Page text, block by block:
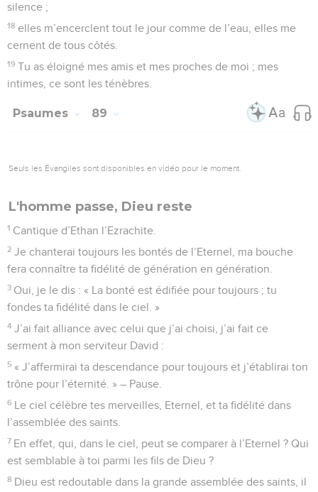
silence ;
18 elles m’encerclent tout le jour comme de l’eau, elles me
cernent de tous côtés.
19 Tu as éloigné mes amis et mes proches de moi ; mes
intimes, ce sont les ténèbres.
Psaumes 89
Seuls les Évangiles sont disponibles en vidéo pour le moment.
L'homme passe, Dieu reste
1 Cantique d’Ethan l’Ezrachite.
2 Je chanterai toujours les bontés de l’Eternel, ma bouche
fera connaître ta fidélité de génération en génération.
3 Oui, je le dis : « La bonté est édifiée pour toujours ; tu
fondes ta fidélité dans le ciel. »
4 J’ai fait alliance avec celui que j’ai choisi, j’ai fait ce
serment à mon serviteur David :
5 « J’affermirai ta descendance pour toujours et j’établirai ton
trône pour l’éternité. » – Pause.
6 Le ciel célèbre tes merveilles, Eternel, et ta fidélité dans
l’assemblée des saints.
7 En effet, qui, dans le ciel, peut se comparer à l’Eternel ? Qui
est semblable à toi parmi les fils de Dieu ?
8 Dieu est redoutable dans la grande assemblée des saints, il